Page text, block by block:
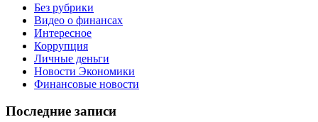
Без рубрики
Видео о финансах
Интересное
Коррупция
Личные деньги
Новости Экономики
Финансовые новости
Последние записи